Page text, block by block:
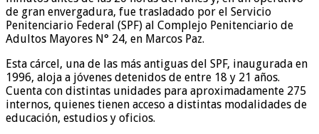
de gran envergadura, fue trasladado por el Servicio
Penitenciario Federal (SPF) al Complejo Penitenciario de
Adultos Mayores N° 24, en Marcos Paz.
Esta cárcel, una de las más antiguas del SPF, inaugurada en
1996, aloja a jóvenes detenidos de entre 18 y 21 años.
Cuenta con distintas unidades para aproximadamente 275
internos, quienes tienen acceso a distintas modalidades de
educación, estudios y oficios.